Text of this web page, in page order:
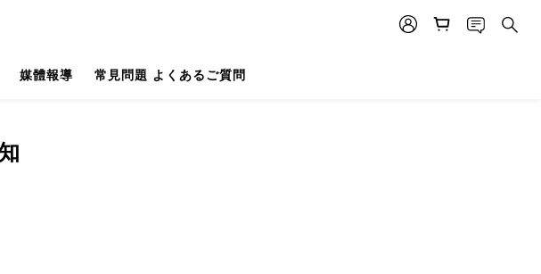
媒體報導 常見問題 よくあるご質問